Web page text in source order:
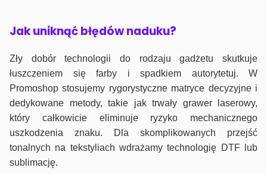
Jak uniknąć błędów naduku?
Zły dobór technologii do rodzaju gadżetu skutkuje
łuszczeniem się farby i spadkiem autorytetuj. W
Promoshop stosujemy rygorystyczne matryce decyzyjne i
dedykowane metody, takie jak trwały grawer laserowy,
który całkowicie eliminuje ryzyko mechanicznego
uszkodzenia znaku. Dla skomplikowanych przejść
tonalnych na tekstyliach wdrażamy technologię DTF lub
sublimację.